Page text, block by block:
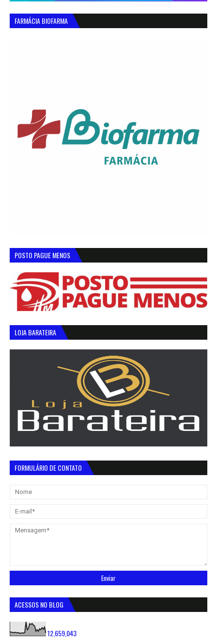
FARMÁCIA BIOFARMA
POSTO PAGUE MENOS
LOJA BARATEIRA
FORMULÁRIO DE CONTATO
ACESSOS NO BLOG
12,659,043